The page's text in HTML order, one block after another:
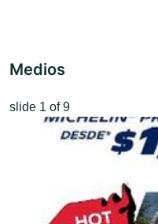
Medios
slide 1 of 9